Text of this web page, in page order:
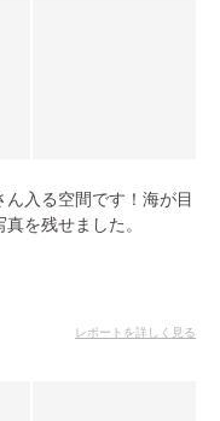
入る空間です！海が目
を残せました。
レポートを詳しく見る